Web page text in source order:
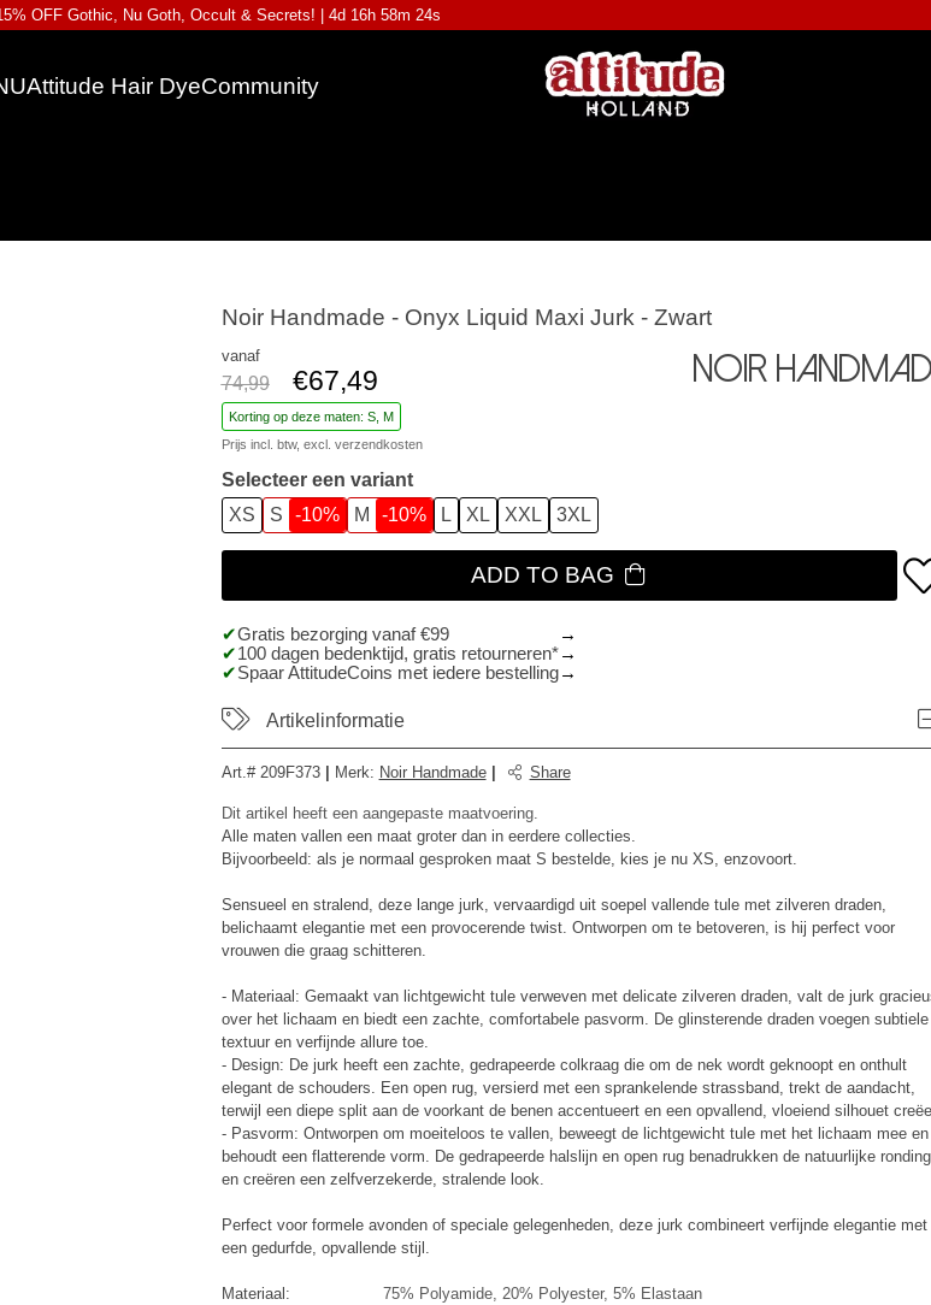
OFF Gothic, Nu Goth, Occult & Secrets! | 4d 16h 58m 24s
Attitude Hair DyeCommunity
Noir Handmade - Onyx Liquid Maxi Jurk - Zwart
vanaf
74,99 €67,49
Korting op deze maten: S, M
Prijs incl. btw, excl. verzendkosten
Noir
Selecteer een variant
XS
S -10% M -10% L XL XXL 3XL
ADD TO BAG
Gratis bezorging vanaf €99
100 dagen bedenktijd, gratis retourneren*
Spaar AttitudeCoins met iedere bestelling
Artikelinformatie
Art.# 209F373 Merk: Noir Handmade Share
Dit artikel heeft een aangepaste maatvoering.
Alle maten vallen een maat groter dan in eerdere collecties.
Bijvoorbeeld: als je normaal gesproken maat S bestelde, kies je nu XS, enzovoort.
Sensueel en stralend, deze lange jurk, vervaardigd uit soepel vallende tule met zilveren draden,
belichaamt elegantie met een provocerende twist. Ontworpen om te betoveren, is hij perfect voor
vrouwen die graag schitteren.
- Materiaal: Gemaakt van lichtgewicht tule verweven met delicate zilveren draden, valt de jurk
over het lichaam en biedt een zachte, comfortabele pasvorm. De glinsterende draden voegen subtiele
textuur en verfijnde allure toe.
- Design: De jurk heeft een zachte, gedrapeerde colkraag die om de nek wordt geknoopt en onthult
elegant de schouders. Een open rug, versierd met een sprankelende strassband, trekt de aandacht,
terwijl een diepe split aan de voorkant de benen accentueert en een opvallend, vloeiend silhouet
- Pasvorm: Ontworpen om moeiteloos te vallen, beweegt de lichtgewicht tule met het lichaam mee en
behoudt een flatterende vorm. De gedrapeerde halslijn en open rug benadrukken de natuurlijke
en creëren een zelfverzekerde, stralende look.
Perfect voor formele avonden of speciale gelegenheden, deze jurk combineert verfijnde elegantie met
een gedurfde, opvallende stijl.
Materiaal:
75% Polyamide, 20% Polyester, 5% Elastaan